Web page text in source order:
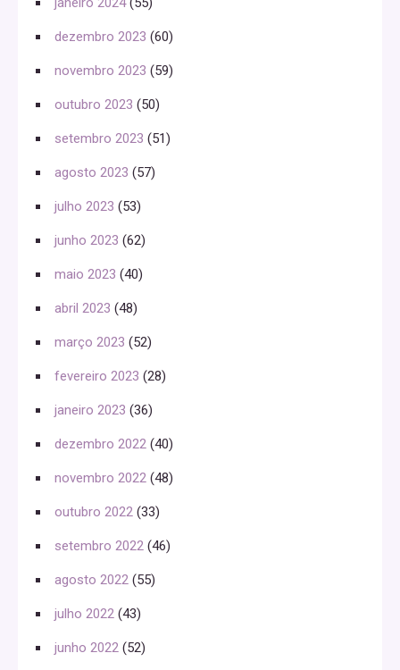
dezembro 2023 (60)
novembro 2023 (59)
outubro 2023 (50)
setembro 2023 (51)
agosto 2023 (57)
julho 2023 (53)
junho 2023 (62)
maio 2023 (40)
abril 2023 (48)
março 2023 (52)
fevereiro 2023 (28)
janeiro 2023 (36)
dezembro 2022 (40)
novembro 2022 (48)
outubro 2022 (33)
setembro 2022 (46)
agosto 2022 (55)
julho 2022 (43)
junho 2022 (52)